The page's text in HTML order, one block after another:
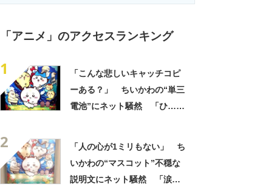
「アニメ」のアクセスランキング
1
「こんな悲しいキャッチコピ
ーある？」 ちいかわの“単三
電池”にネット騒然 「ひ…人
2
「人の心が1ミリもない」 ち
いかわの“マスコット”不穏な
説明文にネット騒然 「涙し